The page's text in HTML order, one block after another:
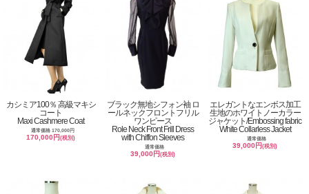
カシミア100％ 高級マキシ
コート
Maxi Cashmere Coat
通常価格 170,000円
170,000円(税別)
ブラック無地シフォン袖 ロ
ールネックフロントフリル
ワンピース
Role Neck Front Frill Dress
with Chiffon Sleeves
通常価格
39,000円(税別)
エレガントなエンボス加工
生地のホワイトノーカラー
ジャケット/Embossing fabric
White Collarless Jacket
通常価格
39,000円(税別)